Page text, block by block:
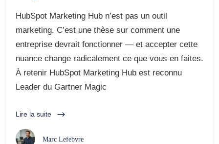
HubSpot Marketing Hub n’est pas un outil
marketing. C’est une thèse sur comment une
entreprise devrait fonctionner — et accepter cette
nuance change radicalement ce que vous en faites.
À retenir HubSpot Marketing Hub est reconnu
Leader du Gartner Magic
Lire la suite
Marc Lefebvre